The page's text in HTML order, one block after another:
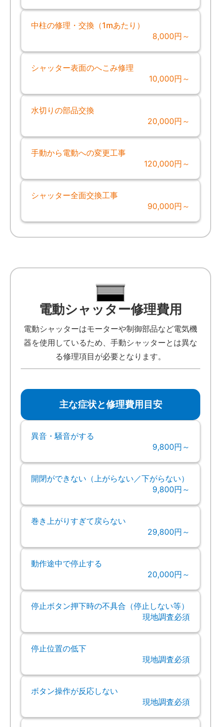
中柱の修理・交換（1mあたり）
8,000円～
シャッター表面のへこみ修理
10,000円～
水切りの部品交換
20,000円～
手動から電動への変更工事
120,000円～
シャッター全面交換工事
90,000円～
電動シャッター修理費用
電動シャッターはモーターや制御部品など電気機
器を使用しているため、手動シャッターとは異な
る修理項目が必要となります。
主な症状と修理費用目安
異音・騒音がする
9,800円～
開閉ができない（上がらない／下がらない）
9,800円～
巻き上がりすぎて戻らない
29,800円～
動作途中で停止する
20,000円～
停止ボタン押下時の不具合（停止しない等）
現地調査必須
停止位置の低下
現地調査必須
ボタン操作が反応しない
現地調査必須